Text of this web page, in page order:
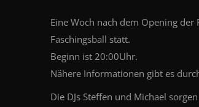
Eine Woch nach dem Opening
Faschingsball statt.
Beginn ist 20:00Uhr.
Nähere Informationen gibt es
Die DJs Steffen und Michael